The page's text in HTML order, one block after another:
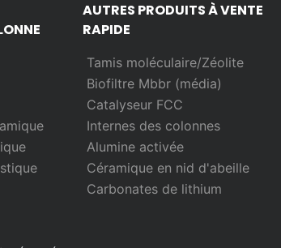
AUTRES PRODUITS À VENTE
RAPIDE
Tamis moléculaire/Zéolite
Biofiltre Mbbr (média)
Catalyseur FCC
Internes des colonnes
Alumine activée
Céramique en nid d'abeille
Carbonates de lithium